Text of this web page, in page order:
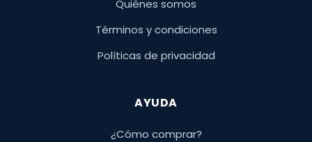
Quiénes somos
Términos y condiciones
Políticas de privacidad
AYUDA
¿Cómo comprar?